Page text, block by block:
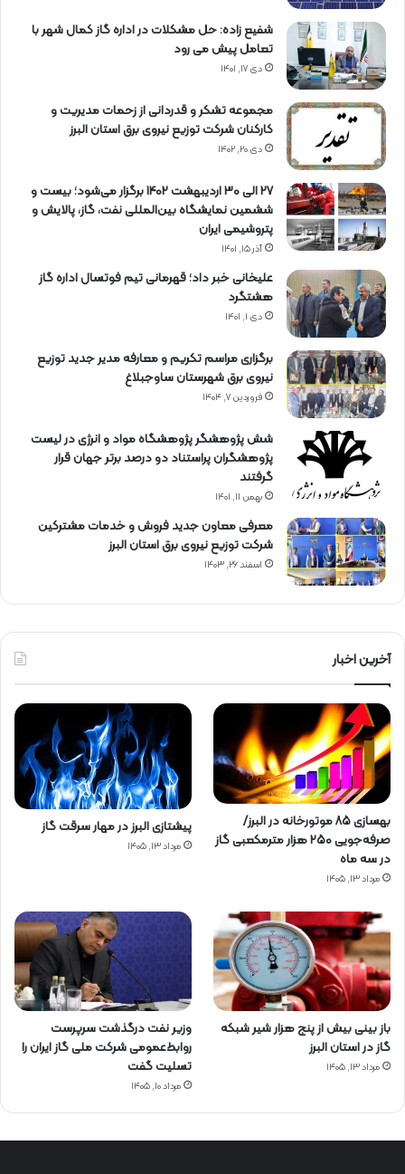
شفیع زاده: حل مشکلات در اداره گاز کمال شهر با
تعامل پیش می رود
دی ۱۷, ۱۴۰۱
مجموعه تشکر و قدردانی از زحمات مدیریت و
کارکنان شرکت توزیع نیروی برق استان البرز
دی ۲۰, ۱۴۰۲
27 الی 30 اردیبهشت 1402 برگزار می‌شود؛ بیست و
ششمین نمایشگاه بین‌المللی نفت، گاز، پالایش و
پتروشیمی ایران
آذر ۱۵, ۱۴۰۱
علیخانی خبر داد؛ قهرمانی تیم فوتسال اداره گاز
هشتگرد
دی ۱, ۱۴۰۱
برگزاری مراسم تكریم و معارفه مدیر جدید توزیع
نیروی برق شهرستان ساوجبلاغ
فروردین ۷, ۱۴۰۴
شش پژوهشگر پژوهشگاه مواد و انرژی در لیست
پژوهشگران پراستناد دو درصد برتر جهان قرار
گرفتند
بهمن ۱۱, ۱۴۰۱
معرفی معاون جدید فروش و خدمات مشتركین
شركت توزیع نیروی برق استان البرز
اسفند ۲۶, ۱۴۰۳
آخرین اخبار
بهسازی ۸۵ موتورخانه در البرز/
صرفه‌جویی ۲۵۰ هزار مترمکعبی گاز
در سه ماه
مرداد ۱۳, ۱۴۰۵
پیشتازی البرز در مهار سرقت گاز
مرداد ۱۳, ۱۴۰۵
باز بینی بیش از پنج هزار شیر شبکه
گاز در استان البرز
مرداد ۱۳, ۱۴۰۵
وزیر نفت درگذشت سرپرست
روابط‌عمومی شرکت ملی گاز ایران را
تسلیت گفت
مرداد ۱۰, ۱۴۰۵